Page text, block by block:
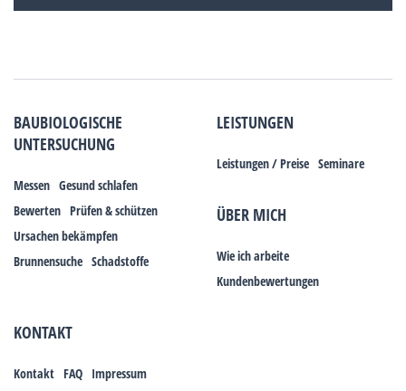
BAUBIOLOGISCHE
UNTERSUCHUNG
Messen Gesund schlafen
Bewerten Prüfen & schützen
Ursachen bekämpfen
Brunnensuche Schadstoffe
LEISTUNGEN
Leistungen / Preise Seminare
ÜBER MICH
Wie ich arbeite
Kundenbewertungen
KONTAKT
Kontakt FAQ Impressum